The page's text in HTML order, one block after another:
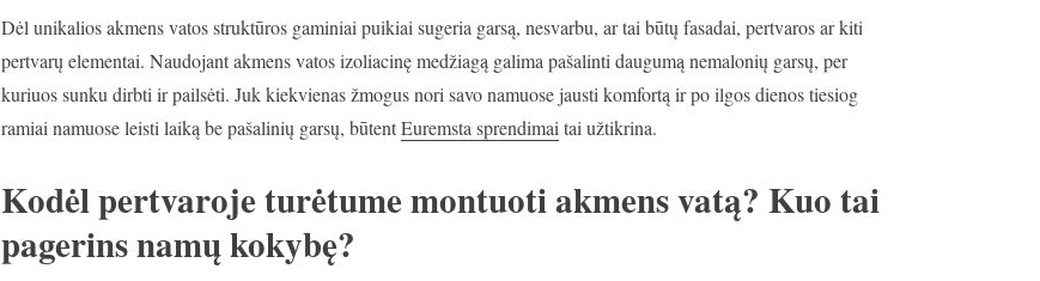
Dėl unikalios akmens vatos struktūros gaminiai puikiai sugeria garsą, nesvarbu, ar tai būtų fasadai, pertvaros ar kiti
pertvarų elementai. Naudojant akmens vatos izoliacinę medžiagą galima pašalinti daugumą nemalonių garsų, per
kuriuos sunku dirbti ir pailsėti. Juk kiekvienas žmogus nori savo namuose jausti komfortą ir po ilgos dienos tiesiog
ramiai namuose leisti laiką be pašalinių garsų, būtentEuremsta sprendimai tai užtikrina.
Kodėl pertvaroje turėtume montuoti akmens vatą? Kuo tai
pagerins namų kokybę?